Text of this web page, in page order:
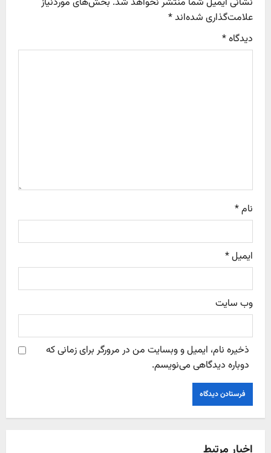
i
g
علامت‌گذاری شده‌اند*
دیدگاه*
نام*
ایمیل*
وب‌ سایت
ذخیره نام، ایمیل و وبسایت من در مرورگر برای زمانی که
دوباره دیدگاهی می‌نویسم.